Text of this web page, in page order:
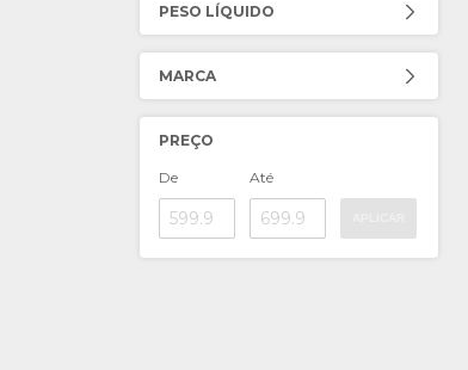
PESO LÍQUIDO
MARCA
PREÇO
De Até